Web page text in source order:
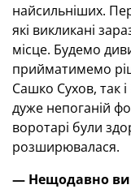
найсильніших.
які викликані
місце. Будемо
прийматимемо
Сашко Сухов, так
дуже непоганій
воротарі були
розширювалася.
— Нещодавно ви